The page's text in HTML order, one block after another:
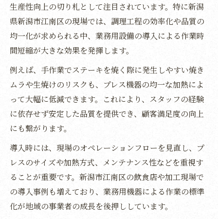
業務用設備導入で実現する生産性改革のポ
イント
業務用機器の比較で最適な選択を見極める
視点
業務用ステーキプレスの最新トレンドと導
入効果
業務用設備選びで重視すべき品質とコスト
バランス
ふるさと納税を活用した業務用設備投資の
可能性
品質向上を実現する業務用調理機器の最前線
業務用ステーキプレスで高品質調理を叶え
る仕組み
業務用調理機器の選択基準と品質維持のポ
生産性向上の切り札として注目されています。特に新潟
県新潟市江南区の現場では、調理工程の効率化や品質の
均一化が求められる中、業務用設備の導入による作業時
間短縮が大きな効果を発揮します。
例えば、手作業でステーキを焼く際に発生しやすい焼き
ムラや生焼けのリスクも、プレス機器の均一な加熱によ
って大幅に低減できます。これにより、スタッフの経験
に依存せず安定した品質を提供でき、顧客満足度の向上
にも繋がります。
導入時には、現場のオペレーションフローを見直し、プ
レスのサイズや加熱方式、メンテナンス性などを重視す
ることが重要です。新潟市江南区の飲食店や加工現場で
の導入事例も増えており、業務用機器による作業の標準
化が地域の事業者の成長を後押ししています。